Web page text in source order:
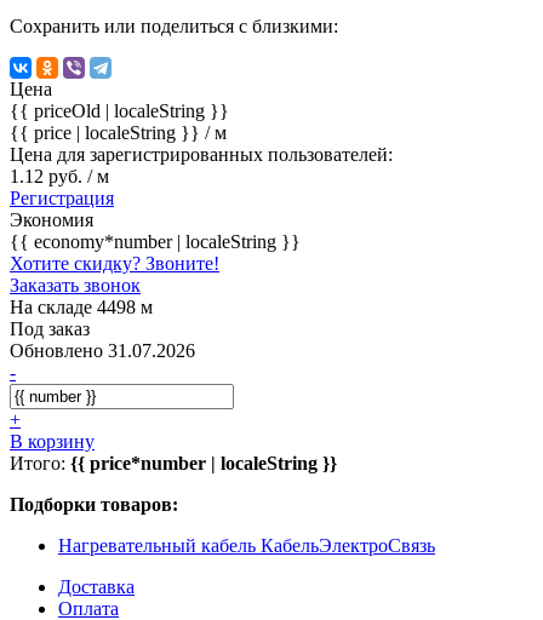
Сохранить или поделиться с близкими:
Цена
{{ priceOld | localeString }}
{{ price | localeString }} / м
Цена для зарегистрированных пользователей:
1.12 руб. / м
Регистрация
Экономия
{{ economy*number | localeString }}
Хотите скидку? Звоните!
Заказать звонок
На складе 4498 м
Под заказ
Обновлено 31.07.2026
-
+
В корзину
Итого: {{ price*number | localeString }}
Подборки товаров:
Нагревательный кабель КабельЭлектроСвязь
Доставка
Оплата